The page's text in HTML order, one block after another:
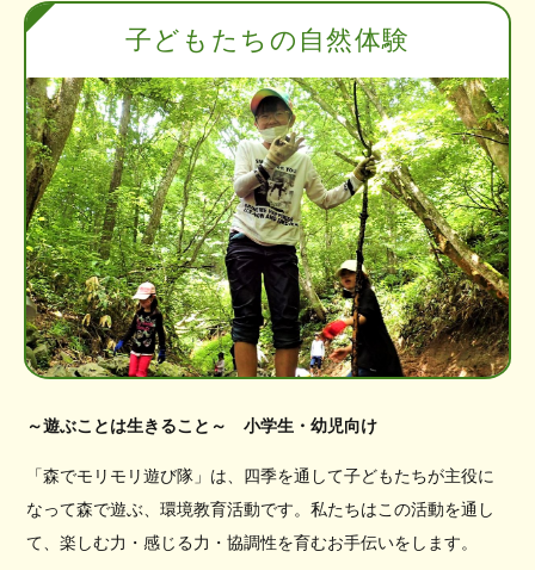
子どもたちの自然体験
～遊ぶことは生きること～ 小学生・幼児向け
「森でモリモリ遊び隊」は、四季を通して子どもたちが主役に
なって森で遊ぶ、環境教育活動です。私たちはこの活動を通し
て、楽しむ力・感じる力・協調性を育むお手伝いをします。